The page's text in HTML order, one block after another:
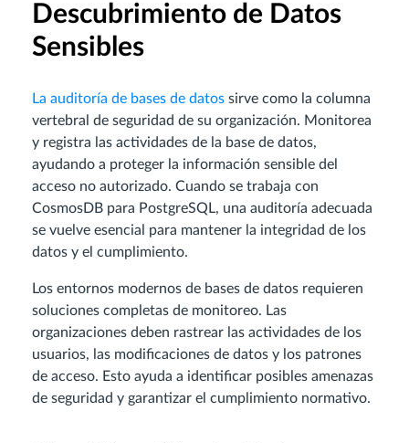
Descubrimiento de Datos
Sensibles
La auditoría de bases de datos sirve como la columna
vertebral de seguridad de su organización. Monitorea
y registra las actividades de la base de datos,
ayudando a proteger la información sensible del
acceso no autorizado. Cuando se trabaja con
CosmosDB para PostgreSQL, una auditoría adecuada
se vuelve esencial para mantener la integridad de los
datos y el cumplimiento.
Los entornos modernos de bases de datos requieren
soluciones completas de monitoreo. Las
organizaciones deben rastrear las actividades de los
usuarios, las modificaciones de datos y los patrones
de acceso. Esto ayuda a identificar posibles amenazas
de seguridad y garantizar el cumplimiento normativo.